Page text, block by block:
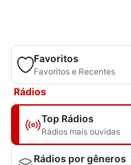
Favoritos
Favoritos e Recentes
Rádios
Top Rádios
Rádios mais ouvidas
Rádios por gêneros